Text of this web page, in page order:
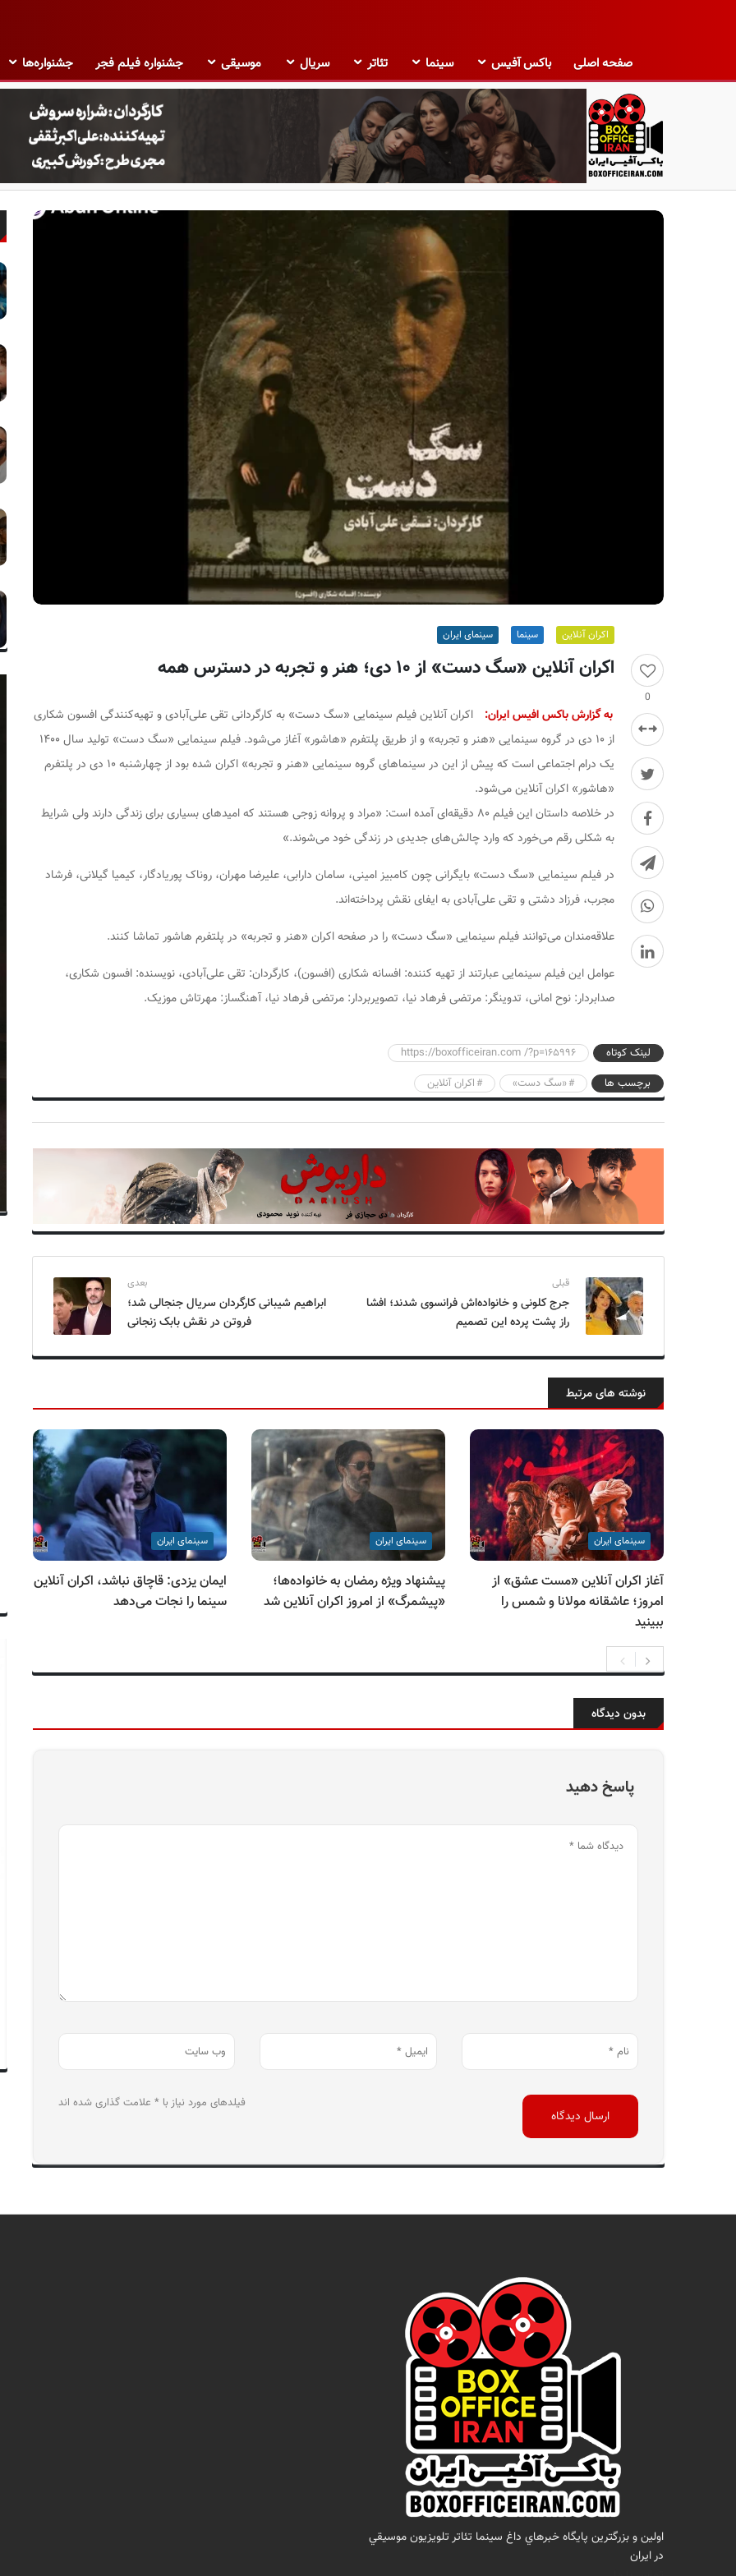
صفحه اصلی باکس آفیس سینما تئاتر سریال موسیقی جشنواره فیلم فجر جشنواره‌ها
ب
ک
0
اکران آنلاین سینما سینمای ایران
اکران آنلاین «سگ دست» از ۱۰ دی؛ هنر و تجربه در دسترس همه
به گزارش باکس افیس ایران:
اکران آنلاین فیلم سینمایی «سگ دست» به کارگردانی تقی علی‌آبادی و تهیه‌کنندگی افسون شکاری
از ۱۰ دی‌ در گروه سینمایی «هنر و تجربه» و از طریق پلتفرم «هاشور» آغاز می‌شود. فیلم سینمایی «سگ دست» تولید سال ۱۴۰۰
یک درام اجتماعی است که پیش از این در سینماهای گروه سینمایی «هنر و تجربه» اکران شده بود از چهارشنبه ۱۰ دی‌ در پلتفرم
«هاشور» اکران آنلاین می‌شود.
در خلاصه داستان این فیلم ۸۰ دقیقه‌ای آمده است: «مراد و پروانه زوجی هستند که امیدهای بسیاری برای زندگی دارند ولی شرایط
به شکلی رقم می‌خورد که وارد چالش‌های جدیدی در زندگی خود می‌شوند.»
در فیلم سینمایی «سگ دست» بایگرانی چون کامبیز امینی، سامان دارابی، علیرضا مهران، روناک پوریادگار، کیمیا گیلانی، فرشاد
مجرب، فرزاد دشتی و تقی علی‌آبادی به ایفای نقش پرداخته‌اند.
علاقه‌مندان می‌توانند فیلم سینمایی «سگ‌ دست» را در صفحه اکران «هنر و تجربه» در پلتفرم هاشور تماشا کنند.
عوامل این فیلم سینمایی عبارتند از تهیه کننده: افسانه شکاری (افسون)، کارگردان: تقی علی‌آبادی، نویسنده: افسون شکاری،
صدابردار: نوح امانی، تدوینگر: مرتضی فرهاد نیا، تصویربردار: مرتضی فرهاد نیا، آهنگساز: مهرتاش موزیک.
لینک کوتاه
https://boxofficeiran.com /?p=165996
برچسب ها
«سگ دست» اکران آنلاین
قبلی
جرج کلونی و خانواده‌اش فرانسوی شدند؛ افشا
راز پشت پرده این تصمیم
بعدی
ابراهیم شیبانی کارگردان سریال جنجالی شد؛
فروتن در نقش بابک زنجانی
نوشته های مرتبط
سینمای ایران
آغاز اکران آنلاین «مست عشق» از
امروز؛ عاشقانه مولانا و شمس را
ببینید
سینمای ایران
پیشنهاد ویژه رمضان به خانواده‌ها؛
«پیشمرگ» از امروز اکران آنلاین شد
سینمای ایران
ایمان یزدی: قاچاق نباشد، اکران آنلاین
سینما را نجات می‌دهد
بدون دیدگاه
پاسخ دهید
فیلدهای مورد نیاز با * علامت گذاری شده اند
اولين و بزرگترين پايگاه خبرهاي داغ سينما تئاتر تلويزيون موسيقي
در ايران